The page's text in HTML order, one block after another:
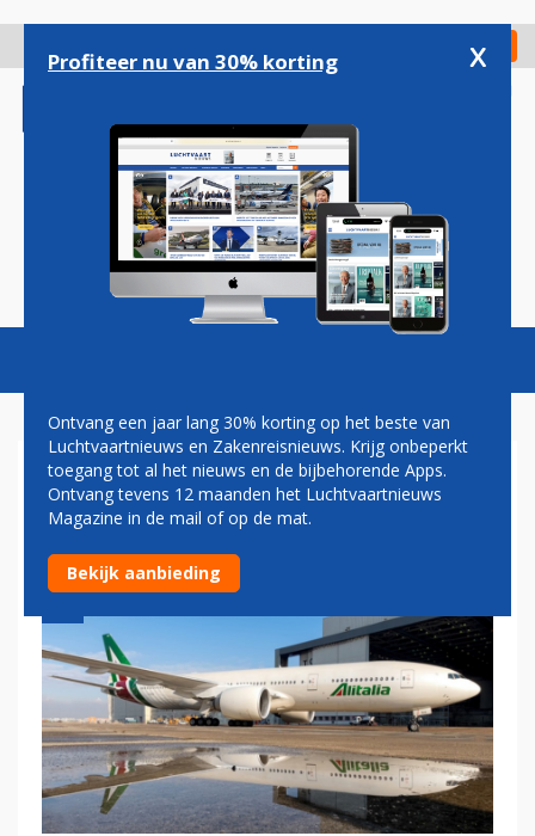
gaan
Check in
Magazine Podcasts Vacatures
'BOD AIR FRANCE-KLM EN
EASYJET OP ALITALIA'
Profiteer nu van 30% korting x
Ontvang een jaar lang 30% korting op het beste van
Luchtvaartnieuws en Zakenreisnieuws. Krijg onbeperkt
toegang tot al het nieuws en de bijbehorende Apps.
Ontvang tevens 12 maanden het Luchtvaartnieuws
Magazine in de mail of op de mat.
Bekijk aanbieding